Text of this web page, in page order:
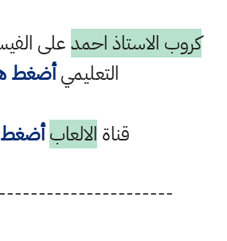
كروب الاستاذ احمدعلى
التعليميأضغط
قناة الالعاب أضغط